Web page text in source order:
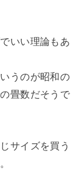
いい理論もあ
うのが昭和の
畳数だそうで
サイズを買う